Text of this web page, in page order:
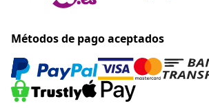
Métodos de pago aceptados